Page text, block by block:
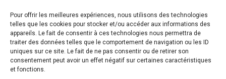
Pour offrir les meilleures expériences, nous utilisons des technologies
telles que les cookies pour stocker et/ou accéder aux informations des
appareils. Le fait de consentir à ces technologies nous permettra de
traiter des données telles que le comportement de navigation ou les ID
uniques sur ce site. Le fait de ne pas consentir ou de retirer son
consentement peut avoir un effet négatif sur certaines caractéristiques
et fonctions.
Recevez la newsletter